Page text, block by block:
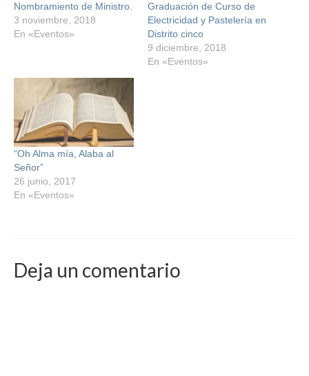
Nombramiento de Ministro.
3 noviembre, 2018
En «Eventos»
Graduación de Curso de
Electricidad y Pastelería en
Distrito cinco
9 diciembre, 2018
En «Eventos»
“Oh Alma mía, Alaba al
Señor”
26 junio, 2017
En «Eventos»
Deja un comentario